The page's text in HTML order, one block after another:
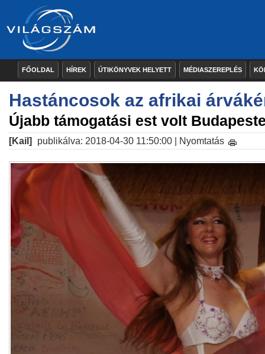
FŐOLDAL HÍREK ÚTIKÖNYVEK HELYETT MÉDIASZEREPLÉS
Hastáncosok az afrikai
Újabb támogatási est volt
[Kail] publikálva: 2018-04-30 11:50:00 | Nyomtatás